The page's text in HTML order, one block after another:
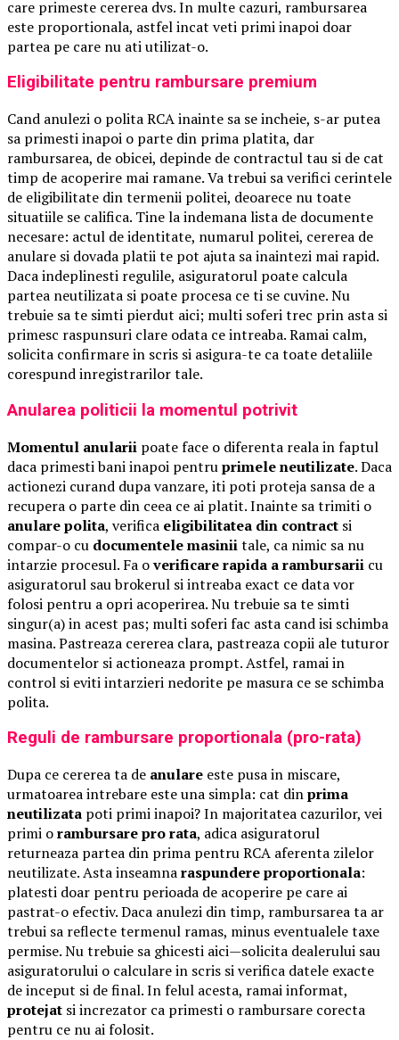
care primeste cererea dvs. In multe cazuri, rambursarea
este proportionala, astfel incat veti primi inapoi doar
partea pe care nu ati utilizat-o.
Eligibilitate pentru rambursare premium
Cand anulezi o polita RCA inainte sa se incheie, s-ar putea
sa primesti inapoi o parte din prima platita, dar
rambursarea, de obicei, depinde de contractul tau si de cat
timp de acoperire mai ramane. Va trebui sa verifici cerintele
de eligibilitate din termenii politei, deoarece nu toate
situatiile se califica. Tine la indemana lista de documente
necesare: actul de identitate, numarul politei, cererea de
anulare si dovada platii te pot ajuta sa inaintezi mai rapid.
Daca indeplinesti regulile, asiguratorul poate calcula
partea neutilizata si poate procesa ce ti se cuvine. Nu
trebuie sa te simti pierdut aici; multi soferi trec prin asta si
primesc raspunsuri clare odata ce intreaba. Ramai calm,
solicita confirmare in scris si asigura-te ca toate detaliile
corespund inregistrarilor tale.
Anularea politicii la momentul potrivit
Momentul anularii poate face o diferenta reala in faptul
daca primesti bani inapoi pentruprimele neutilizate. Daca
actionezi curand dupa vanzare, iti poti proteja sansa de a
recupera o parte din ceea ce ai platit. Inainte sa trimiti o
anulare polita, verifica eligibilitatea din contract si
compar-o cu documentele masiniitale, ca nimic sa nu
intarzie procesul. Fa overificare rapida a rambursarii cu
asiguratorul sau brokerul si intreaba exact ce data vor
folosi pentru a opri acoperirea. Nu trebuie sa te simti
singur(a) in acest pas; multi soferi fac asta cand isi schimba
masina. Pastreaza cererea clara, pastreaza copii ale tuturor
documentelor si actioneaza prompt. Astfel, ramai in
control si eviti intarzieri nedorite pe masura ce se schimba
polita.
Reguli de rambursare proportionala (pro-rata)
Dupa ce cererea ta de anulare este pusa in miscare,
urmatoarea intrebare este una simpla: cat dinprima
neutilizata poti primi inapoi? In majoritatea cazurilor, vei
primi orambursare pro rata, adica asiguratorul
returneaza partea din prima pentru RCA aferenta zilelor
neutilizate. Asta inseamnaraspundere proportionala:
platesti doar pentru perioada de acoperire pe care ai
pastrat-o efectiv. Daca anulezi din timp, rambursarea ta ar
trebui sa reflecte termenul ramas, minus eventualele taxe
permise. Nu trebuie sa ghicesti aici—solicita dealerului sau
asiguratorului o calculare in scris si verifica datele exacte
de inceput si de final. In felul acesta, ramai informat,
protejat si increzator ca primesti o rambursare corecta
pentru ce nu ai folosit.